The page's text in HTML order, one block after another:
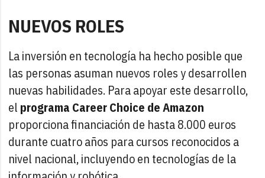
NUEVOS ROLES
La inversión en tecnología ha hecho posible que
las personas asuman nuevos roles y desarrollen
nuevas habilidades. Para apoyar este desarrollo,
el programa Career Choice de Amazon
proporciona financiación de hasta 8.000 euros
durante cuatro años para cursos reconocidos a
nivel nacional, incluyendo en tecnologías de la